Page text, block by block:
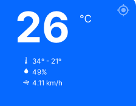
26 ℃
34º - 21º
49%
4.11 km/h